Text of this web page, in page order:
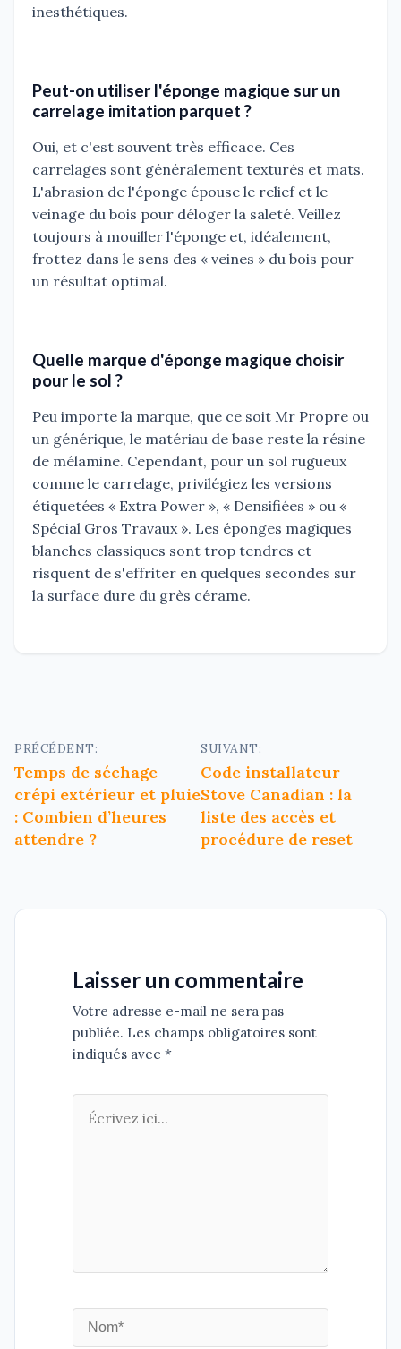
inesthétiques.
Peut-on utiliser l'éponge magique sur un
carrelage imitation parquet ?
Oui, et c'est souvent très efficace. Ces
carrelages sont généralement texturés et mats.
L'abrasion de l'éponge épouse le relief et le
veinage du bois pour déloger la saleté. Veillez
toujours à mouiller l'éponge et, idéalement,
frottez dans le sens des « veines » du bois pour
un résultat optimal.
Quelle marque d'éponge magique choisir
pour le sol ?
Peu importe la marque, que ce soit Mr Propre ou
un générique, le matériau de base reste la résine
de mélamine. Cependant, pour un sol rugueux
comme le carrelage, privilégiez les versions
étiquetées « Extra Power », « Densifiées » ou «
Spécial Gros Travaux ». Les éponges magiques
blanches classiques sont trop tendres et
risquent de s'effriter en quelques secondes sur
la surface dure du grès cérame.
Navigation
de
l’article
PRÉCÉDENT:
Temps de séchage
crépi extérieur et pluie
: Combien d’heures
attendre ?
SUIVANT:
Code installateur
Stove Canadian : la
liste des accès et
procédure de reset
Laisser un commentaire
Votre adresse e-mail ne sera pas
publiée. Les champs obligatoires sont
indiqués avec *